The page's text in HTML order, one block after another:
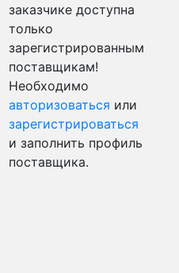
заказчике доступна
только
зарегистрированным
поставщикам!
Необходимо
авторизоваться или
зарегистрироваться
и заполнить профиль
поставщика.